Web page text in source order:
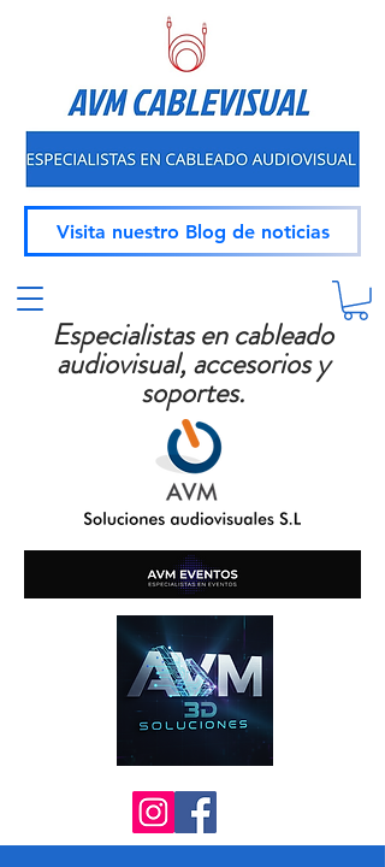
Visita nuestro Blog de noticias
Especialistas en cableado
audiovisual, accesorios y
soportes.